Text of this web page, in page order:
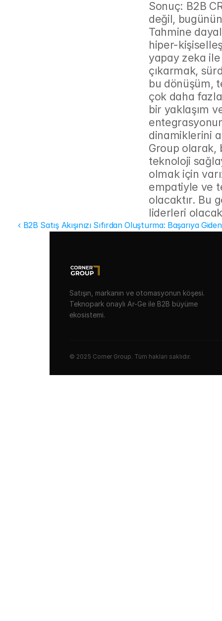
Sonuç: B2B
değil,
Tahmine
hiper-
yapay zeka
çıkarmak,
bu dönüşüm,
çok daha
bir yaklaşım
dinamiklerini
Group olarak,
teknoloji
olmak için
empatiyle ve
olacaktır. Bu
liderleri
‹ B2B Satış Akışınızı Sıfırdan Oluşturma: Başarıya
Satışın, markanın ve otomasyonun köşesi.
Teknopark onaylı Ar-Ge ile B2B büyüme
ekosistemi.
© 2025 Corner Group. Tüm hakları saklıdır.